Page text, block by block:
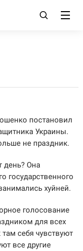
постановил
Украины.
не праздник.
день? Она
государственного
хуйней.
голосование
для всех
себя чувствуют
все другие